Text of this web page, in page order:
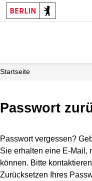
Startseite
Passwort
Passwort vergessen?
Sie erhalten eine E-Mail,
können. Bitte
Zurücksetzen Ihres